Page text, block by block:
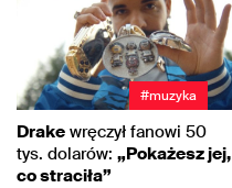
#muzyka
Drake wręczył fanowi 50
tys. dolarów: „Pokażesz jej,
co straciła”